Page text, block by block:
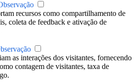
recursos como compartilhamento de
coleta de feedback e ativação de
as interações dos visitantes, fornecendo
contagem de visitantes, taxa de